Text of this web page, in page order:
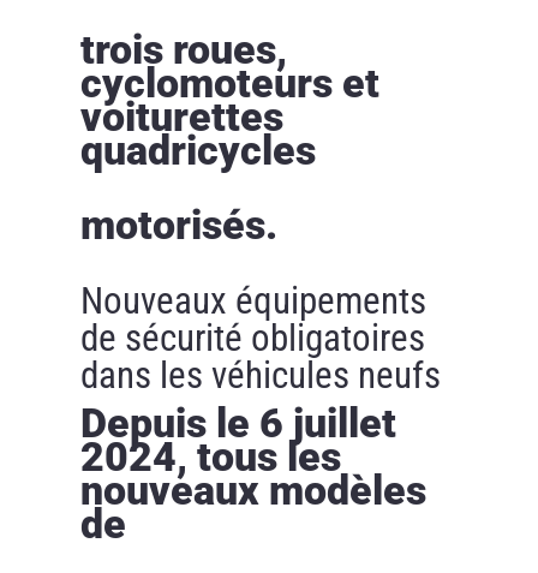
trois roues,
cyclomoteurs et
voiturettes
quadricycles
motorisés.
Nouveaux équipements
de sécurité obligatoires
dans les véhicules neufs
Depuis le 6 juillet
2024, tous les
nouveaux modèles
de